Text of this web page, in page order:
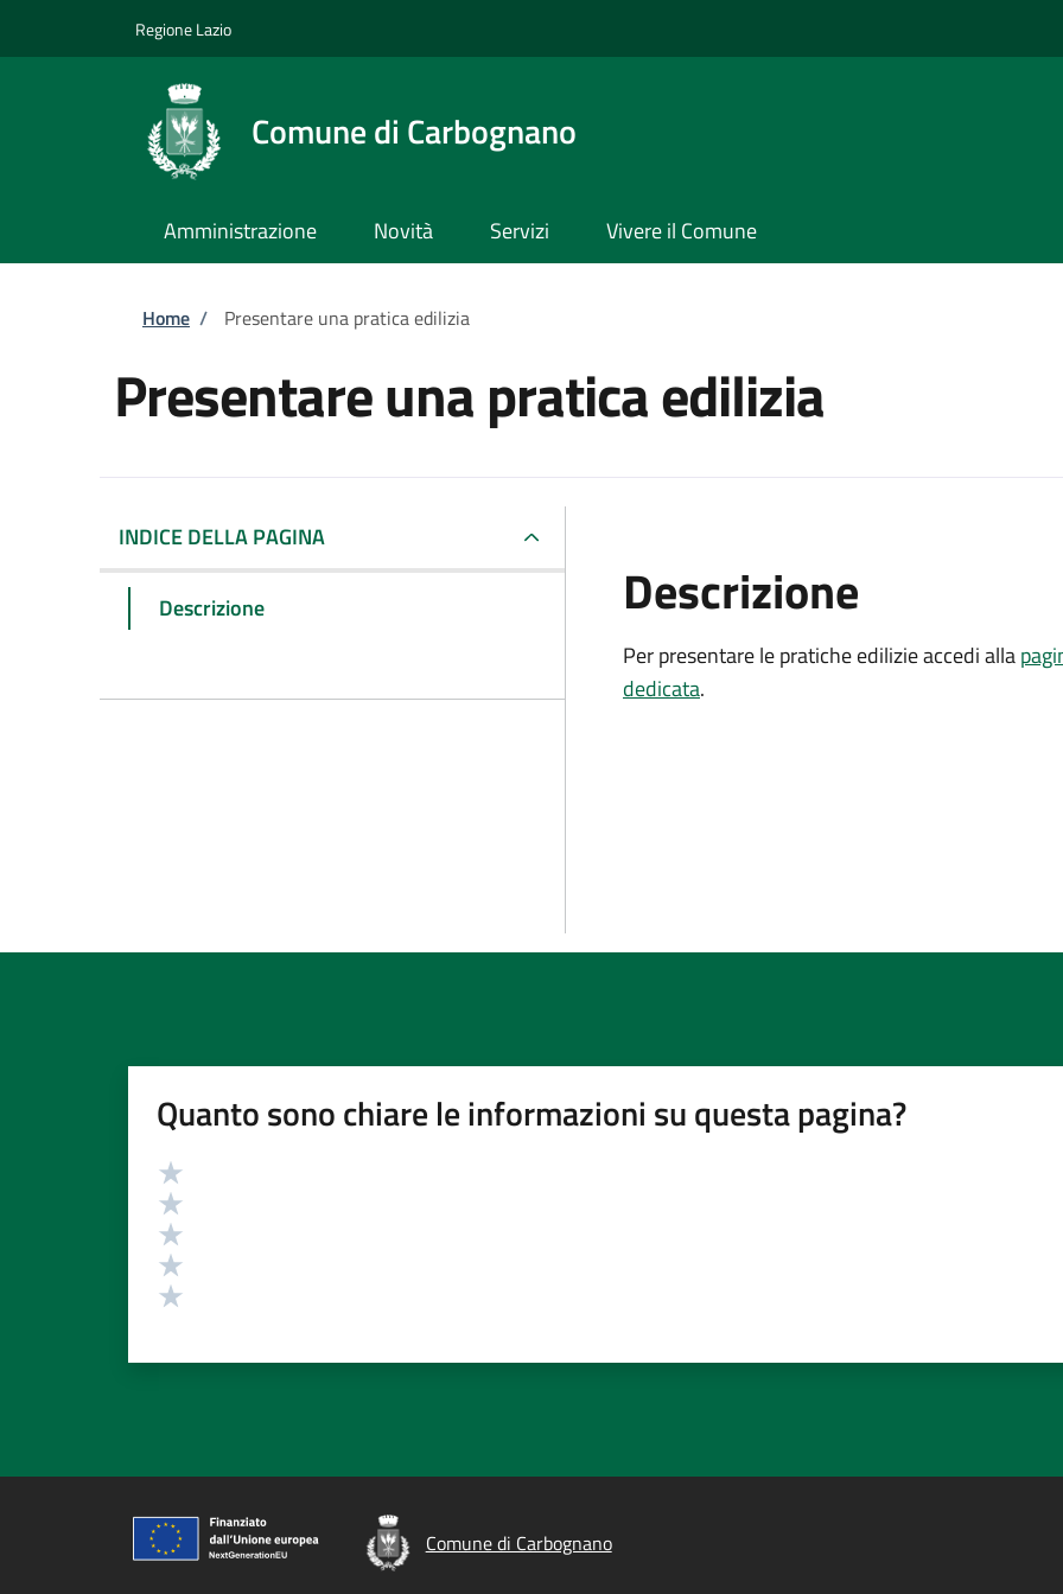
Regione Lazio
Comune di Carbognano
Amministrazione Novità Servizi Vivere il Comune
Briciole di pane
Home / Presentare una pratica edilizia
Presentare una pratica edilizia
INDICE DELLA PAGINA
Descrizione Descrizione
Per presentare le pratiche edilizie accedi alla
dedicata.
Quanto sono chiare le informazioni su questa pagina?
Valutazione
Comune di Carbognano